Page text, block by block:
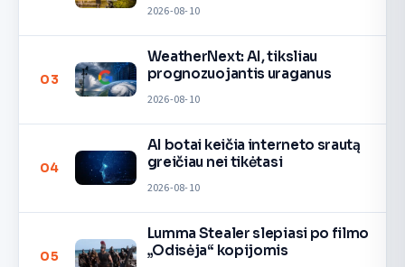
2026-08-10
03
WeatherNext: AI, tiksliau
prognozuojantis uraganus
2026-08-10
04
AI botai keičia interneto srautą
greičiau nei tikėtasi
2026-08-10
05
Lumma Stealer slepiasi po filmo
„Odisėja“ kopijomis